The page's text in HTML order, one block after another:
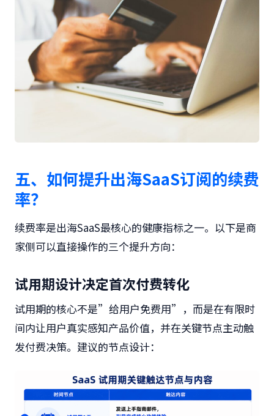
五、如何提升出海SaaS订阅的续费
率？
续费率是出海SaaS最核心的健康指标之一。以下是商
家侧可以直接操作的三个提升方向：
试用期设计决定首次付费转化
试用期的核心不是”给用户免费用”，而是在有限时
间内让用户真实感知产品价值，并在关键节点主动触
发付费决策。建议的节点设计：